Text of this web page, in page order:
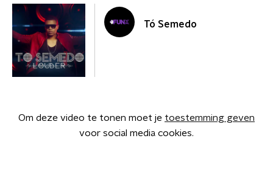
Tó Semedo
Om deze video te tonen moet je toestemming geven
voor social media cookies.